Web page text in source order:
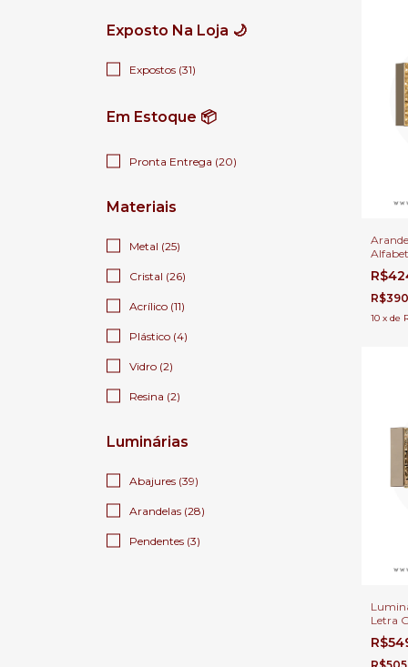
Exposto Na Loja 🌙
Expostos (31)
Em Estoque 📦
Pronta Entrega (20)
Materiais
Metal (25)
Cristal (26)
Acrílico (11)
Plástico (4)
Vidro (2)
Resina (2)
Luminárias
Abajures (39)
Arandelas (28)
Pendentes (3)
10 x de
Letra
Para
Estar